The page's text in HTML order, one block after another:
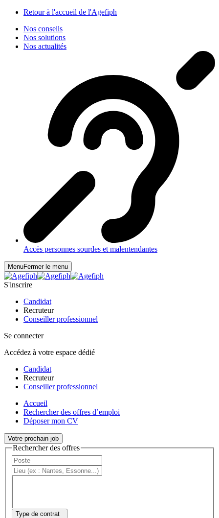
Retour à l'accueil de l'Agefiph
Nos conseils
Nos solutions
Nos actualités
Accès personnes sourdes et malentendantes
MenuFermer le menu
S'inscrire
Candidat
Recruteur
Conseiller professionnel
Se connecter
Accédez à votre espace dédié
Candidat
Recruteur
Conseiller professionnel
Accueil
Rechercher des offres d’emploi
Déposer mon CV
Votre prochain job
Rechercher des offres
Type de contrat